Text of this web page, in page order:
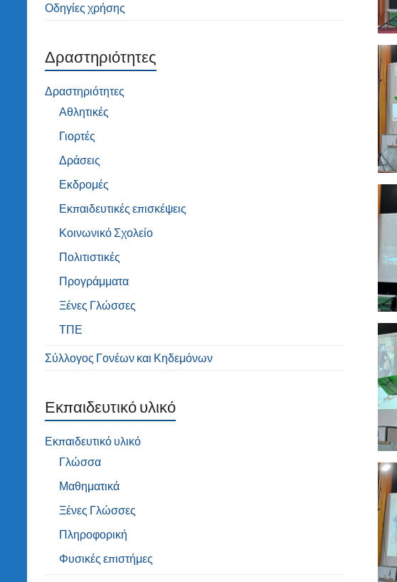
Οδηγίες χρήσης
Δραστηριότητες
Δραστηριότητες
Αθλητικές
Γιορτές
Δράσεις
Εκδρομές
Εκπαιδευτικές επισκέψεις
Κοινωνικό Σχολείο
Πολιτιστικές
Προγράμματα
Ξένες Γλώσσες
ΤΠΕ
Σύλλογος Γονέων και Κηδεμόνων
Εκπαιδευτικό υλικό
Εκπαιδευτικό υλικό
Γλώσσα
Μαθηματικά
Ξένες Γλώσσες
Πληροφορική
Φυσικές επιστήμες